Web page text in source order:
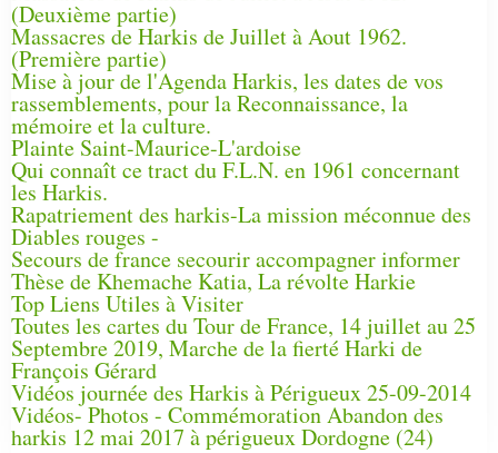
(Deuxième partie)
Massacres de Harkis de Juillet à Aout 1962.
(Première partie)
Mise à jour de l'Agenda Harkis, les dates de vos
rassemblements, pour la Reconnaissance, la
mémoire et la culture.
Plainte Saint-Maurice-L'ardoise
Qui connaît ce tract du F.L.N. en 1961 concernant
les Harkis.
Rapatriement des harkis-La mission méconnue des
Diables rouges -
Secours de france secourir accompagner informer
Thèse de Khemache Katia, La révolte Harkie
Top Liens Utiles à Visiter
Toutes les cartes du Tour de France, 14 juillet au 25
Septembre 2019, Marche de la fierté Harki de
François Gérard
Vidéos journée des Harkis à Périgueux 25-09-2014
Vidéos- Photos - Commémoration Abandon des
harkis 12 mai 2017 à périgueux Dordogne (24)